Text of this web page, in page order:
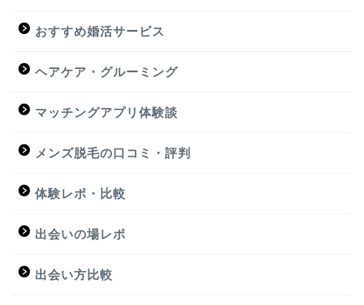
おすすめ婚活サービス
ヘアケア・グルーミング
マッチングアプリ体験談
メンズ脱毛の口コミ・評判
体験レポ・比較
出会いの場レポ
出会い方比較